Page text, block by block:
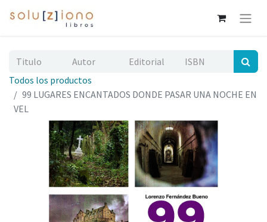
Todos los productos
99 LUGARES ENCANTADOS DONDE PASAR UNA NOCHE EN
VEL